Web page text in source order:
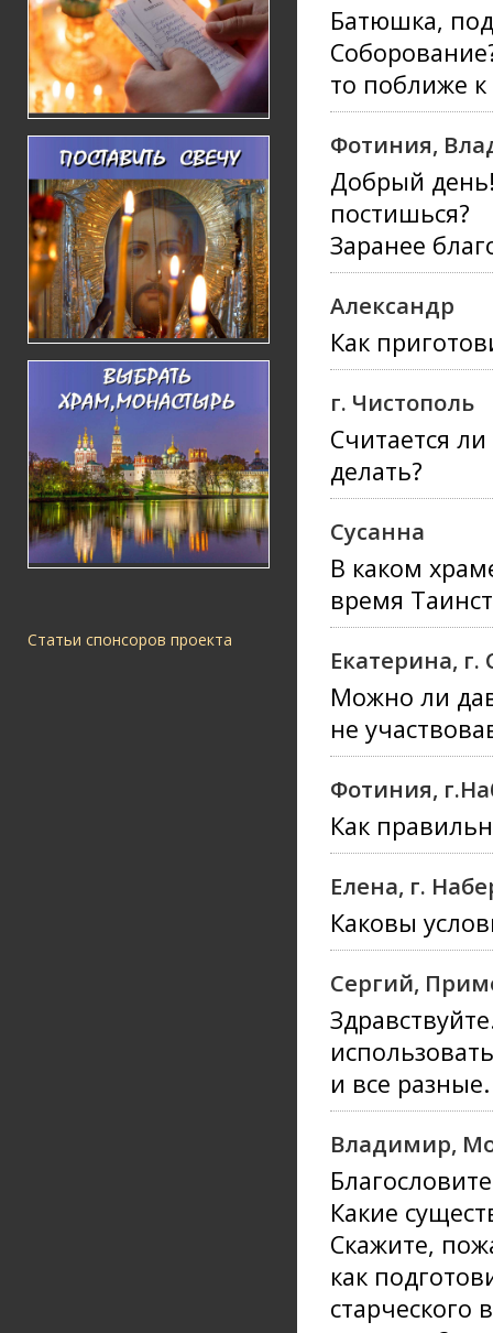
Статьи спонсоров проекта
Батюшка,
то поближе к
Фотиния,
Добрый
постишься?
Заранее
Александр
Как
г. Чистополь
Считается
делать?
Сусанна
В каком
время
Екатерина, г.
Можно ли
не
Фотиния,
Как
Елена, г.
Каковы
Сергий,
и все
Владимир,
Какие
Скажите,
как
старческого